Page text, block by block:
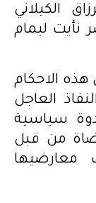
الكيلاني
نأيت ليمام
الاحكام
النفاذ العاجل
سياسية
من قبل
معارضيها